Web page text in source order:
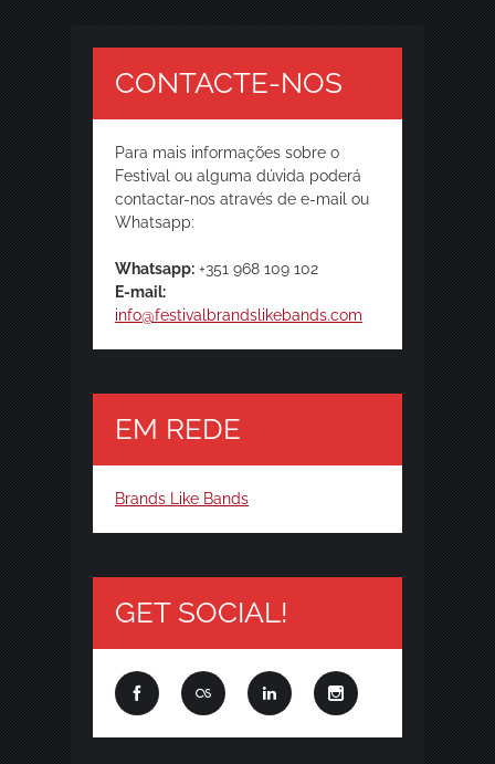
CONTACTE-NOS
Para mais informações sobre o
Festival ou alguma dúvida poderá
contactar-nos através de e-mail ou
Whatsapp:
Whatsapp: +351 968 109 102
E-mail:
info@festivalbrandslikebands.com
EM REDE
Brands Like Bands
GET SOCIAL!